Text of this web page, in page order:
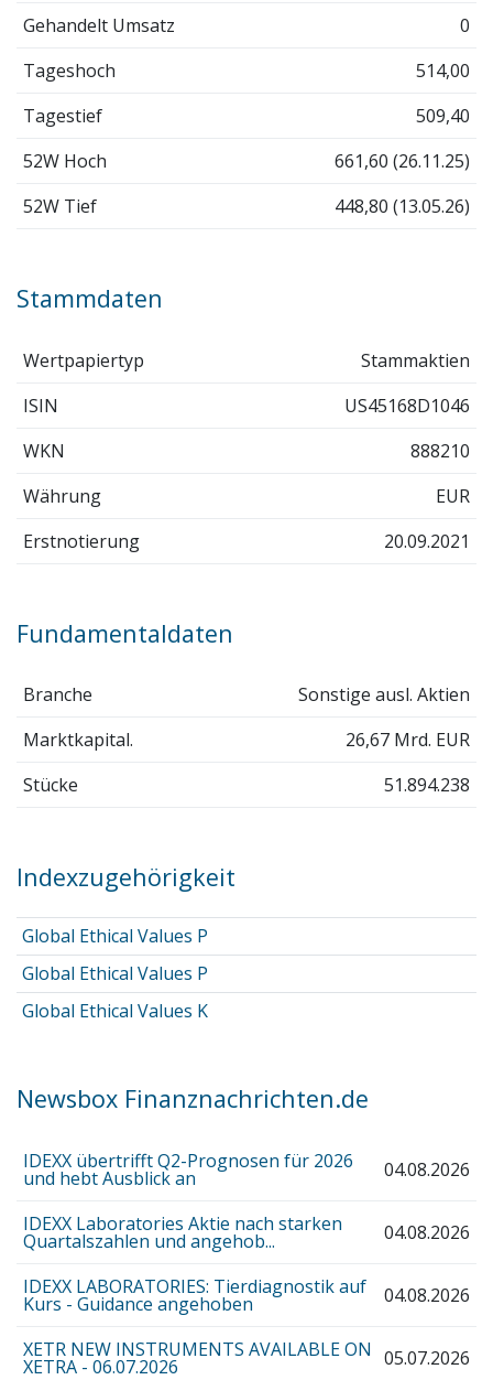
Gehandelt Umsatz
0
Tageshoch
514,00
Tagestief
509,40
52W Hoch
661,60 (26.11.25)
52W Tief
448,80 (13.05.26)
Stammdaten
Wertpapiertyp
Stammaktien
ISIN
US45168D1046
WKN
888210
Währung
EUR
Erstnotierung
20.09.2021
Fundamentaldaten
Branche
Sonstige ausl. Aktien
Marktkapital.
26,67 Mrd. EUR
Stücke
51.894.238
Indexzugehörigkeit
Global Ethical Values P
Global Ethical Values P
Global Ethical Values K
Newsbox Finanznachrichten.de
IDEXX übertrifft Q2-Prognosen für 2026
und hebt Ausblick an 04.08.2026
IDEXX Laboratories Aktie nach starken
Quartalszahlen und angehob... 04.08.2026
IDEXX LABORATORIES: Tierdiagnostik auf
Kurs - Guidance angehoben 04.08.2026
XETR NEW INSTRUMENTS AVAILABLE ON
XETRA - 06.07.2026 05.07.2026